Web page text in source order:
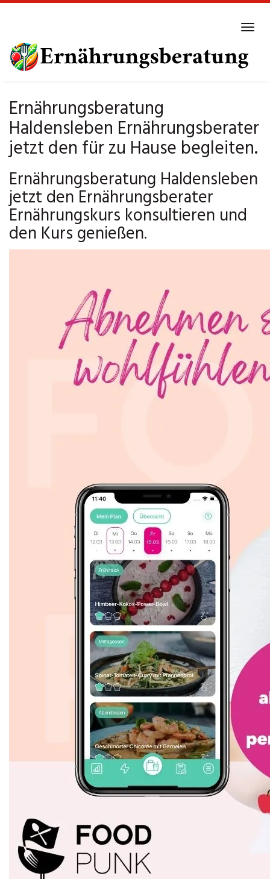
main
content
Ernährungsberatung
Haldensleben Ernährungsberater
jetzt den für zu Hause begleiten.
Ernährungsberatung Haldensleben
jetzt den Ernährungsberater
Ernährungskurs konsultieren und
den Kurs genießen.